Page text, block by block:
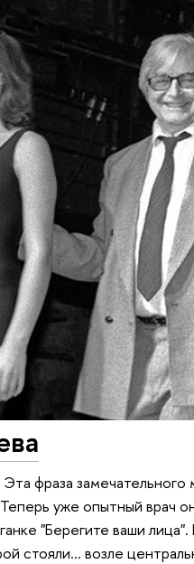
фраза замечательного
уже опытный врач
"Берегите ваши
стояли… возле